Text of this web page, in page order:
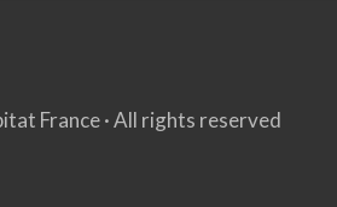
France · All rights reserved